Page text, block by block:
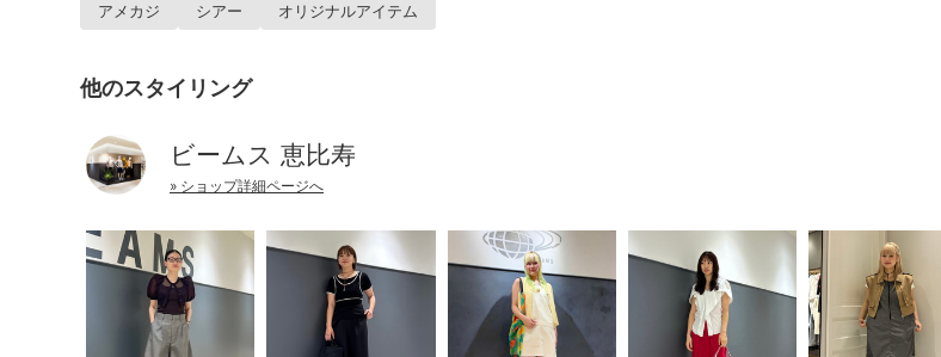
アメカジ シアー オリジナルアイテム
他のスタイリング
ビームス 恵比寿
» ショップ詳細ページへ